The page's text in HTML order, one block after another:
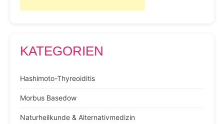
KATEGORIEN
Hashimoto-Thyreoiditis
Morbus Basedow
Naturheilkunde & Alternativmedizin